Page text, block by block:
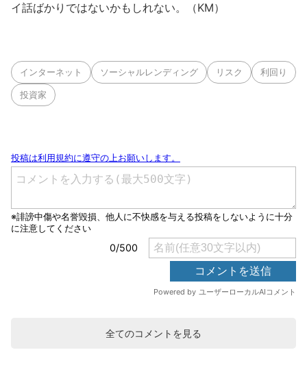
イ話ばかりではないかもしれない。（KM）
インターネット ソーシャルレンディング リスク 利回り
投資家
全てのコメントを見る